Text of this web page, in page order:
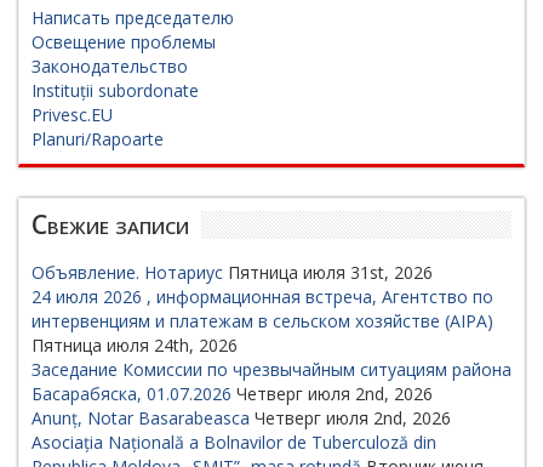
Написать председателю
Освещение проблемы
Законодательство
Instituții subordonate
Privesc.EU
Planuri/Rapoarte
Свежие записи
Объявление. Нотариус Пятница июля 31st, 2026
24 июля 2026 , информационная встреча, Агентство по
интервенциям и платежам в сельском хозяйстве (AIPA)
Пятница июля 24th, 2026
Заседание Комиссии по чрезвычайным ситуациям района
Басарабяска, 01.07.2026 Четверг июля 2nd, 2026
Anunț, Notar Basarabeasca Четверг июля 2nd, 2026
Asociația Națională a Bolnavilor de Tuberculoză din